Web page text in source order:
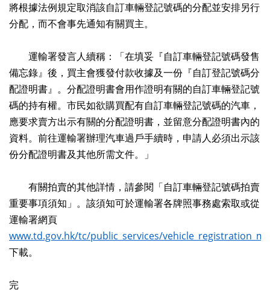
將根據法例規定取消該自訂車輛登記號碼的分配並安排另行
分配，而不會事先通知有關買主。
運輸署發言人續稱：「在填妥『自訂車輛登記號碼發售
備忘錄』後，買主會獲發付款收據及一份『自訂登記號碼分
配證明書』。分配證明書會用作證明有關的自訂車輛登記號
碼的持有權。市民如欲購買配有自訂車輛登記號碼的汽車，
應要求賣方出示有關的分配證明書，並留意分配證明書內的
資料。前往運輸署辦理汽車過戶手續時，申請人必須出示該
份分配證明書及其他所需文件。」
有關拍賣的其他詳情，請參閱「自訂車輛登記號碼拍賣
重要事項須知」。該須知可於運輸署各牌照事務處索取或從
運輸署網頁
www.td.gov.hk/tc/public_services/
下載。
完